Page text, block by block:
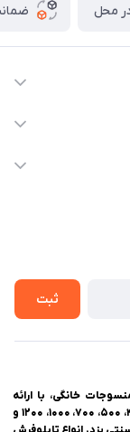
محل
ثبت
خانگی، با ارائه
گسترده‌ترین محصولات از فرش ماشینی با تراکم‌های ۴۴۰، ۵۰۰، ۷۰۰، ۱۰۰۰، ۱۲۰۰ و